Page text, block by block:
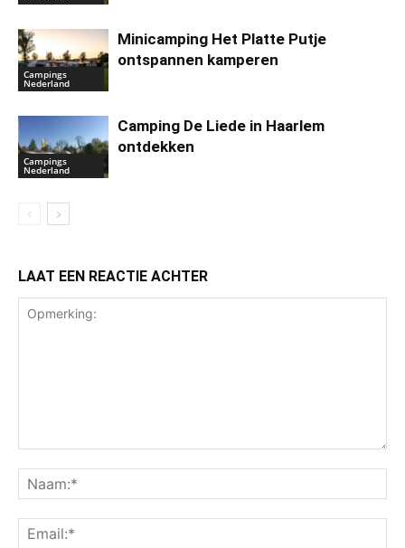
Campings
Nederland
Minicamping Het Platte Putje
ontspannen kamperen
Campings
Nederland
Camping De Liede in Haarlem
ontdekken
LAAT EEN REACTIE ACHTER